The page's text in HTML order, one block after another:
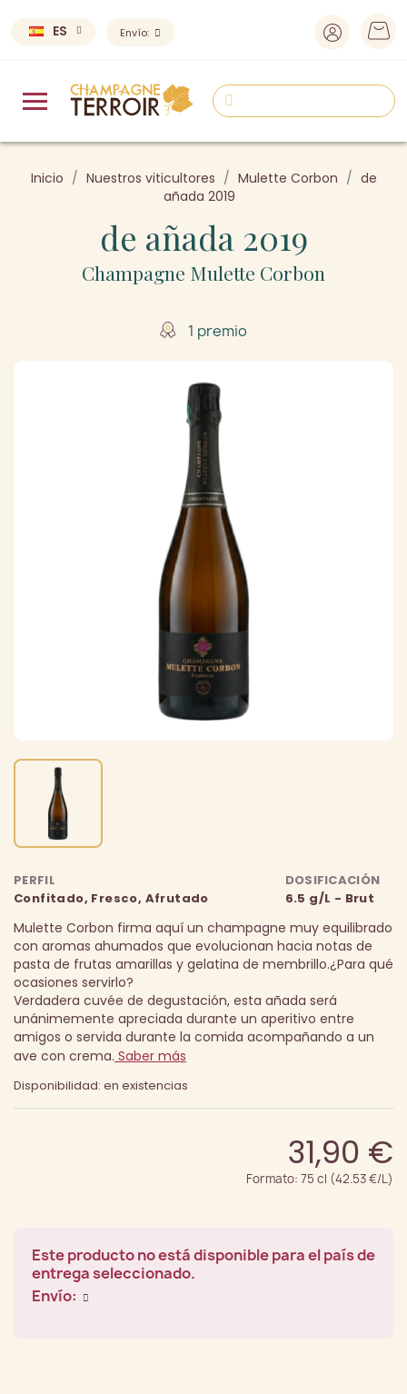
ES Envío:
Inicio Nuestros viticultores Mulette Corbon
de
añada 2019
de añada 2019
Champagne Mulette Corbon
1 premio
PERFIL
Confitado, Fresco, Afrutado
DOSIFICACIÓN
6.5 g/L - Brut
Mulette Corbon firma aquí un champagne muy equilibrado
con aromas ahumados que evolucionan hacia notas de
pasta de frutas amarillas y gelatina de membrillo.¿Para qué
ocasiones servirlo?
Verdadera cuvée de degustación, esta añada será
unánimemente apreciada durante un aperitivo entre
amigos o servida durante la comida acompañando a un
ave con crema. Saber más
Disponibilidad: en existencias
31,90 €
Formato: 75 cl (42.53 €/L)
Este producto no está disponible para el país de
entrega seleccionado.
Envío: